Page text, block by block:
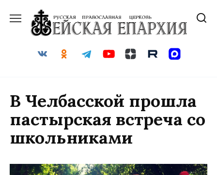
содержанию
В Челбасской прошла
пастырская встреча со
школьниками